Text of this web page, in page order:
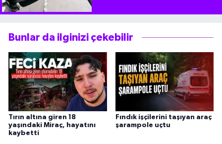
Bunlar da ilginizi çekebilir
Tırın altına giren 18
yaşındaki Miraç, hayatını
kaybetti
Fındık işçilerini taşıyan araç
şarampole uçtu